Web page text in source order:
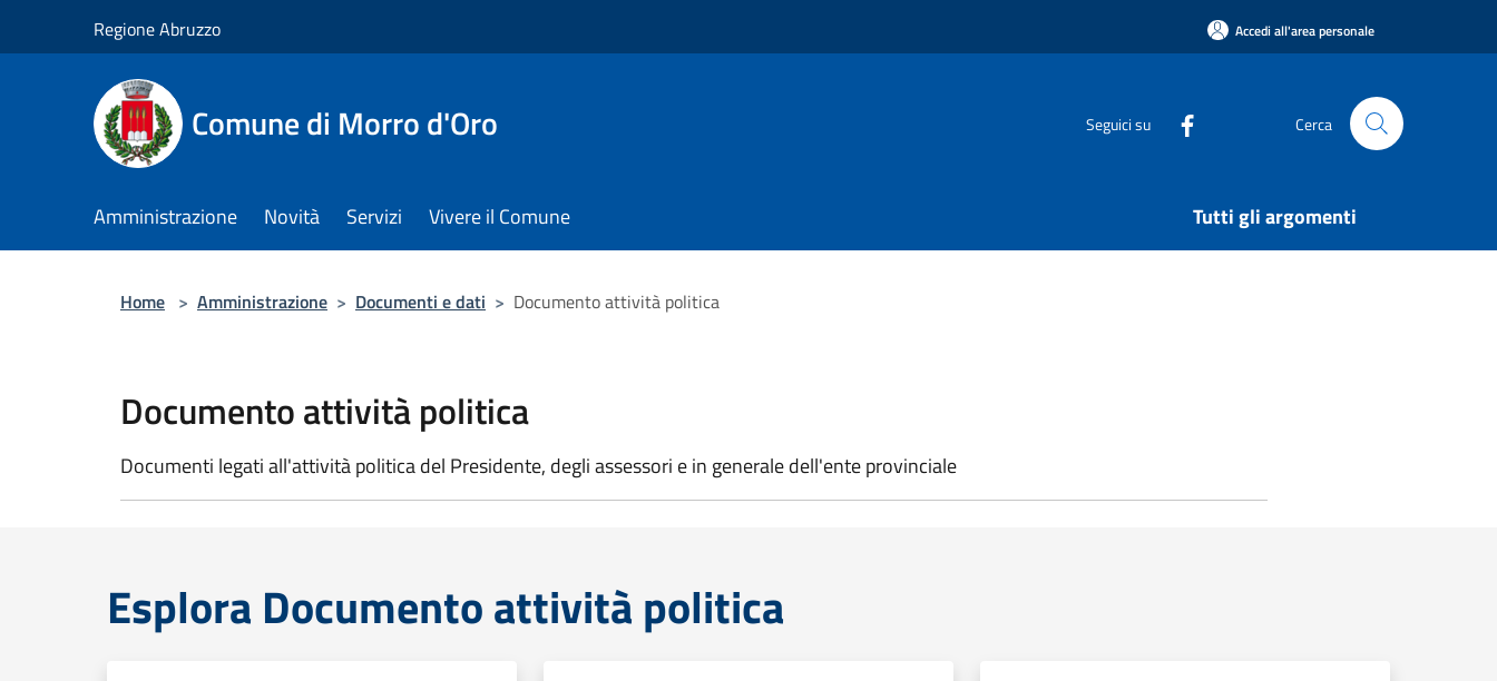
Regione Abruzzo Accedi all'area personale
Comune di Morro d'Oro Seguici su Cerca
Amministrazione Novità Servizi Vivere il Comune Tutti gli argomenti
Home > Amministrazione > Documenti e dati > Documento attività politica
Documento attività politica
Documenti legati all'attività politica del Presidente, degli assessori e in generale dell'ente provinciale
Esplora Documento attività politica